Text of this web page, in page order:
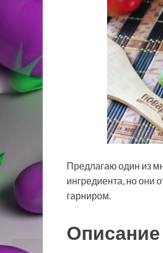
Предлагаю один из
ингредиента, но они
гарниром.
Описание